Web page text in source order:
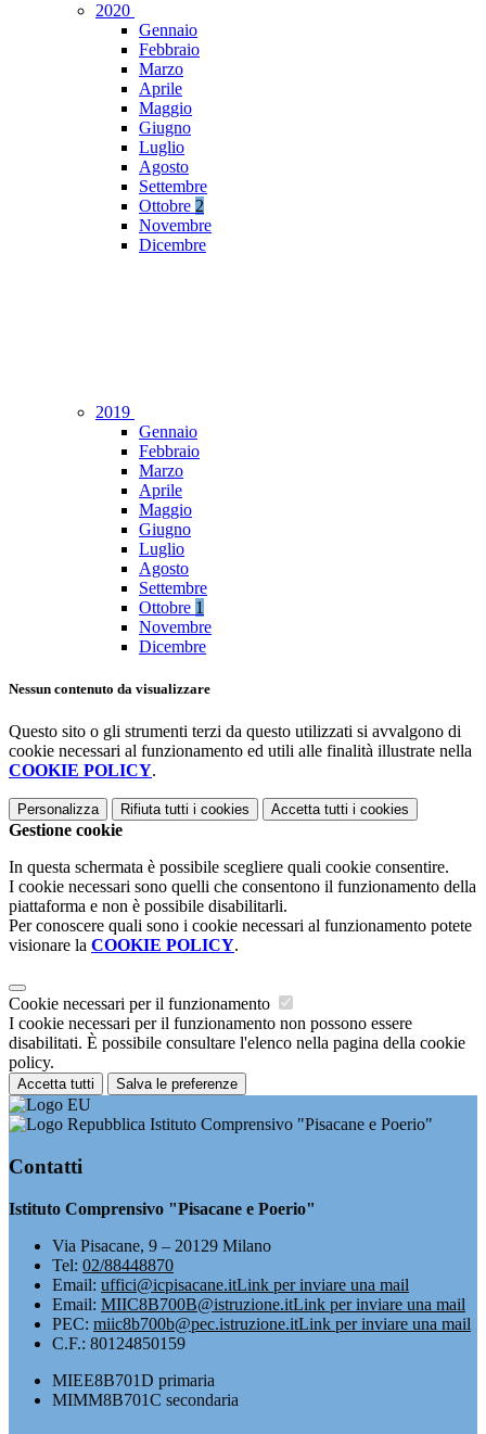
2020
Gennaio
Febbraio
Marzo
Aprile
Maggio
Giugno
Luglio
Agosto
Settembre
Ottobre 2
Novembre
Dicembre
2019
Gennaio
Febbraio
Marzo
Aprile
Maggio
Giugno
Luglio
Agosto
Settembre
Ottobre 1
Novembre
Dicembre
Nessun contenuto da visualizzare
Questo sito o gli strumenti terzi da questo utilizzati si avvalgono di
cookie necessari al funzionamento ed utili alle finalità illustrate nella
COOKIE POLICY.
Personalizza Rifiuta tutti i cookies Accetta tutti i cookies
Gestione cookie
In questa schermata è possibile scegliere quali cookie consentire.
I cookie necessari sono quelli che consentono il funzionamento della
piattaforma e non è possibile disabilitarli.
Per conoscere quali sono i cookie necessari al funzionamento potete
visionare la COOKIE POLICY.
Cookie necessari per il funzionamento
I cookie necessari per il funzionamento non possono essere
disabilitati. È possibile consultare l'elenco nella pagina della cookie
policy.
Accetta tutti Salva le preferenze
Istituto Comprensivo "Pisacane e Poerio"
Contatti
Istituto Comprensivo "Pisacane e Poerio"
Via Pisacane, 9 – 20129 Milano
Tel: 02/88448870
Email: uffici@icpisacane.itLink per inviare una mail
Email: MIIC8B700B@istruzione.itLink per inviare una mail
PEC: miic8b700b@pec.istruzione.itLink per inviare una mail
C.F.: 80124850159
MIEE8B701D primaria
MIMM8B701C secondaria